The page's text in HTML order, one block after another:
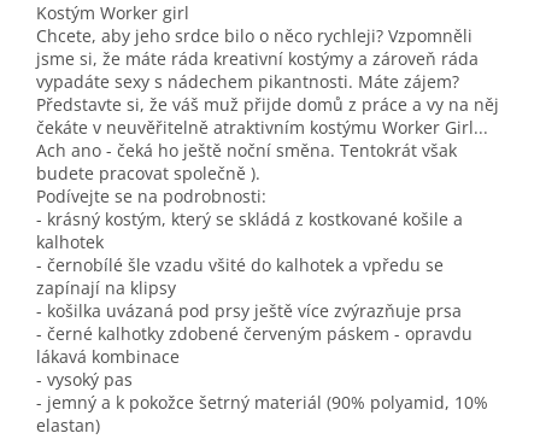
Kostým Worker girl
Chcete, aby jeho srdce bilo o něco rychleji? Vzpomněli
jsme si, že máte ráda kreativní kostýmy a zároveň ráda
vypadáte sexy s nádechem pikantnosti. Máte zájem?
Představte si, že váš muž přijde domů z práce a vy na něj
čekáte v neuvěřitelně atraktivním kostýmu Worker Girl...
Ach ano - čeká ho ještě noční směna. Tentokrát však
budete pracovat společně ).
Podívejte se na podrobnosti:
- krásný kostým, který se skládá z kostkované košile a
kalhotek
- černobílé šle vzadu všité do kalhotek a vpředu se
zapínají na klipsy
- košilka uvázaná pod prsy ještě více zvýrazňuje prsa
- černé kalhotky zdobené červeným páskem - opravdu
lákavá kombinace
- vysoký pas
- jemný a k pokožce šetrný materiál (90% polyamid, 10%
elastan)